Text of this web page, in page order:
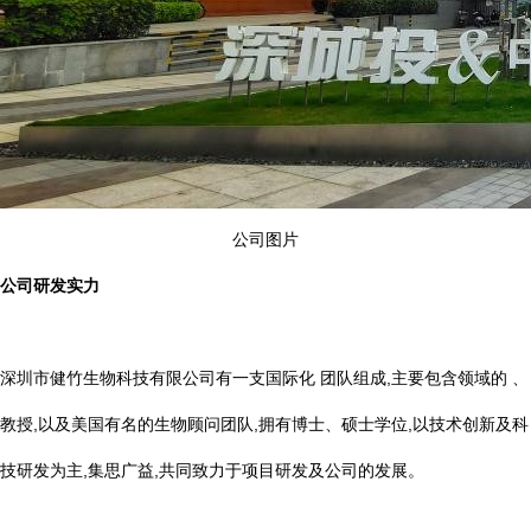
公司图片
公司研发实力
深圳市健竹生物科技有限公司有一支国际化 团队组成,主要包含领域的 、
教授,以及美国有名的生物顾问团队,拥有博士、硕士学位,以技术创新及科
技研发为主,集思广益,共同致力于项目研发及公司的发展。